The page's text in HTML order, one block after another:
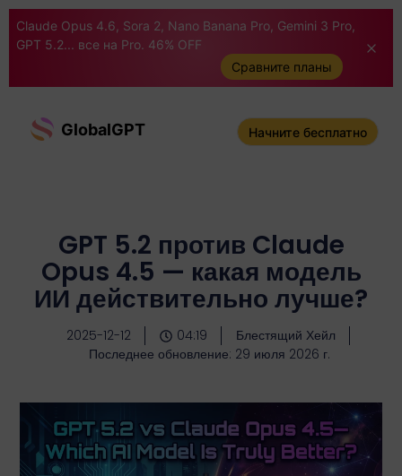
Claude Opus 4.6, Sora 2, Nano Banana Pro, Gemini 3 Pro,
GPT 5.2... все на Pro. 46% OFF
Сравните планы
GlobalGPT Начните бесплатно
GPT 5.2 против Claude
Opus 4.5 — какая модель
ИИ действительно лучше?
2025-12-12 04:19
Блестящий Хейл
Последнее обновление: 29 июля 2026 г.